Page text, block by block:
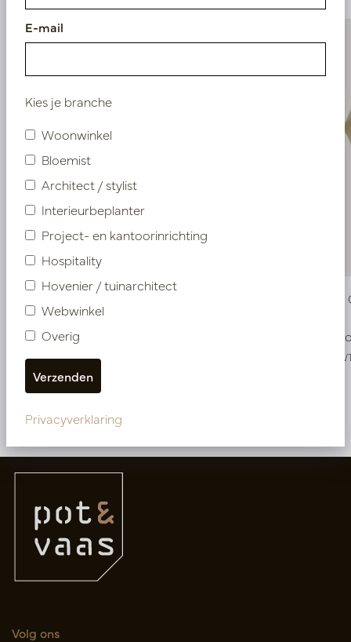
Pot Jess Crème D51 H52
Op voorraad
PV84.3110WTE
Pot
Op
Meer van Potten
Volg ons
E-mail
Kies je branche
Woonwinkel
Bloemist
Architect / stylist
Interieurbeplanter
Project- en kantoorinrichting
Hospitality
Hovenier / tuinarchitect
Webwinkel
Overig
Privacyverklaring